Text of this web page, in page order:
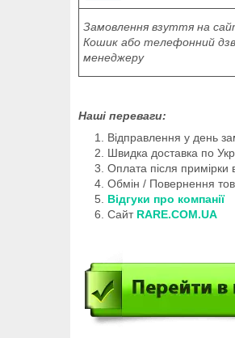
Замовлення взуття на
Кошик або телефонний
менеджеру
Наші переваги:
Відправлення у день
Швидка доставка по
Оплата після примірки
Обмін / Повернення
Відгуки про компанії
Сайт RARE.COM.UA